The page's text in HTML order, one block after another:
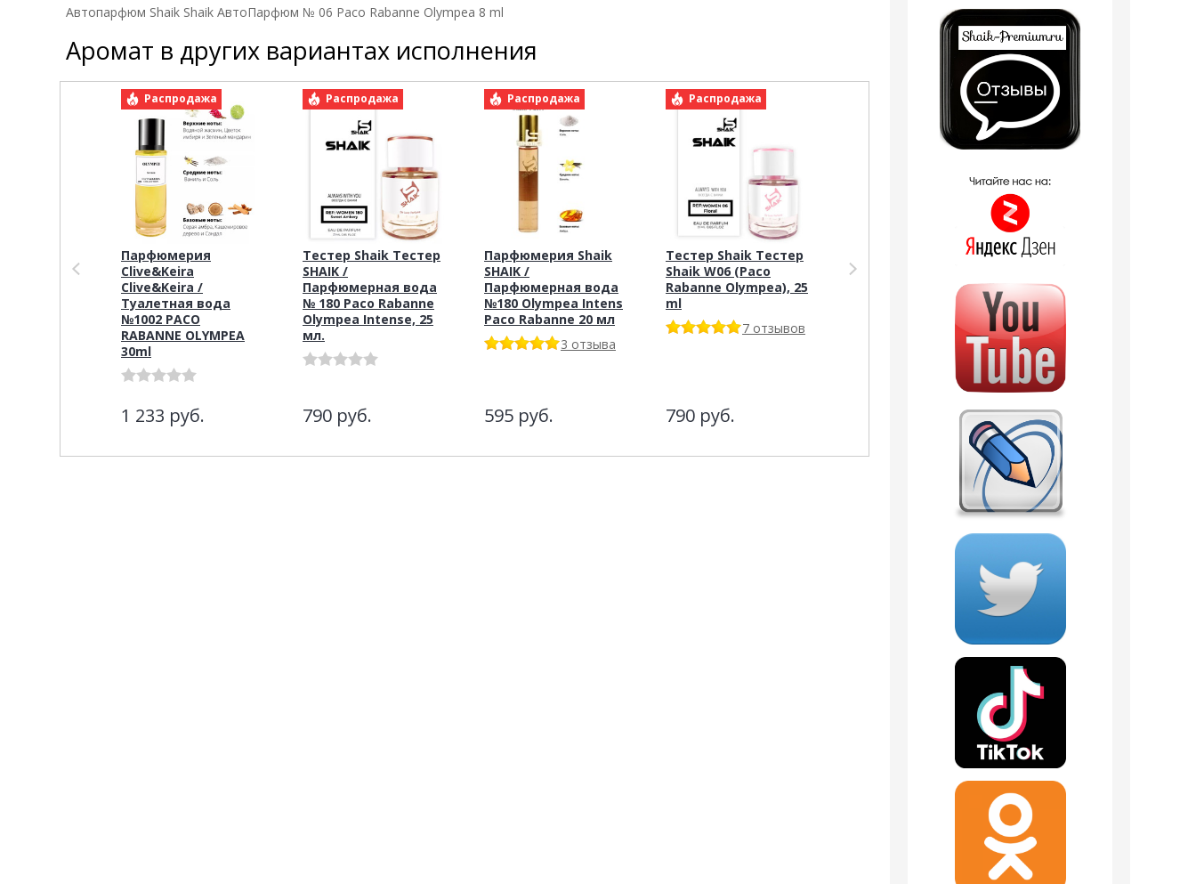
Автопарфюм Shaik Shaik АвтоПарфюм № 06 Paco Rabanne Olympea 8 ml
Аромат в других вариантах исполнения
Распродажа
Парфюмерия
Clive&Keira
Clive&Keira /
Туалетная вода
№1002 PACO
RABANNE OLYMPEA
30ml
1 233 руб.
Распродажа
Тестер Shaik Тестер
SHAIK /
Парфюмерная вода
№ 180 Paco Rabanne
Olympea Intense, 25
мл.
790 руб.
Распродажа
Парфюмерия Shaik
SHAIK /
Парфюмерная вода
№180 Olympea Intens
Paco Rabanne 20 мл
3 отзыва
595 руб.
Распродажа
Тестер Shaik Тестер
Shaik W06 (Paco
Rabanne Olympea), 25
ml
7 отзывов
790 руб.
Shaik
Аромадиффузор с
палочками Shaik №
06 Paco Rabanne
Распродажа
Парфюмерия
/ Парфюмерная
вода № 5002 Paco
Rabanne Olympea 50
мл
2 145